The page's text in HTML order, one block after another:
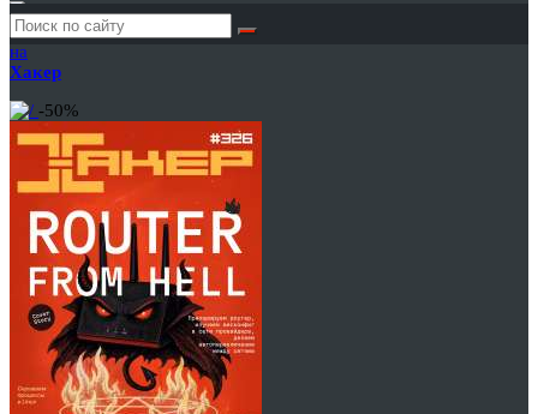
Годовая
подписка
на
Хакер
-50%